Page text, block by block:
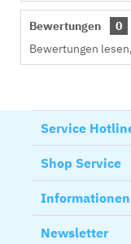
Bewertungen
0
Bewertungen
Service
Shop Service
Informationen
Newsletter